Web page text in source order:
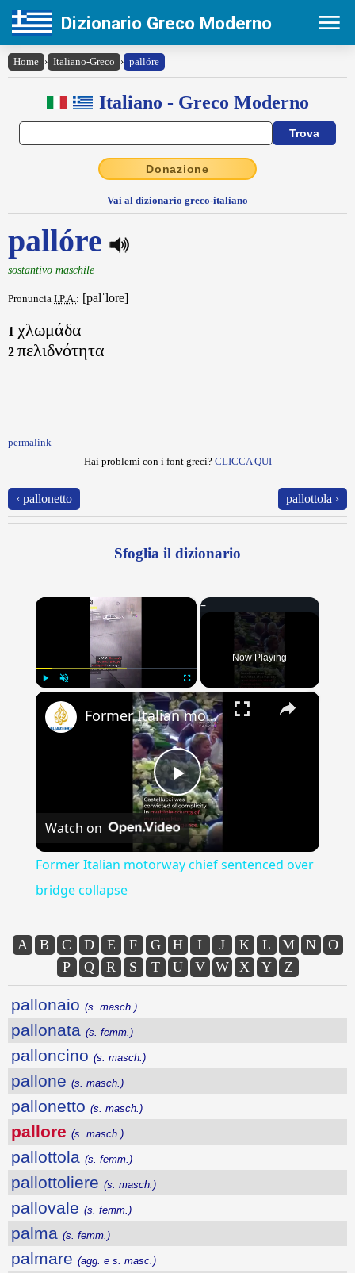
Dizionario Greco Moderno
Home › Italiano-Greco › pallóre
Italiano - Greco Moderno
Donazione
Vai al dizionario greco-italiano
pallóre
sostantivo maschile
Pronuncia I.P.A.: [palˈlore]
1 χλωμάδα
2 πελιδνότητα
permalink
Hai problemi con i font greci? CLICCA QUI
‹ pallonetto pallottola ›
Sfoglia il dizionario
×
Fullscreen
Now Playing
×
Play
Video
Former Italian motorway chief sentenced over bridge collapse
Watch on
Former Italian motorway chief sentenced over
bridge collapse
A B C D E F G H I J K L M N
O
P
Q R S T U V W X Y Z
pallonaio (s. masch.)
pallonata (s. femm.)
palloncino (s. masch.)
pallone (s. masch.)
pallonetto (s. masch.)
pallore (s. masch.)
pallottola (s. femm.)
pallottoliere (s. masch.)
pallovale (s. femm.)
palma (s. femm.)
palmare (agg. e s. masc.)